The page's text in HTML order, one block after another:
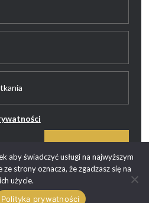
aby świadczyć usługi na najwyższym
strony oznacza, że zgadzasz się na
ich użycie.
Polityka prywatności